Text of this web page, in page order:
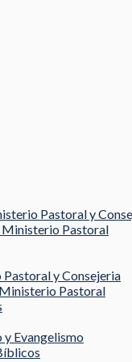
Pastoral y
Ministerio Pastoral
y Consejeria
Pastoral
Evangelismo